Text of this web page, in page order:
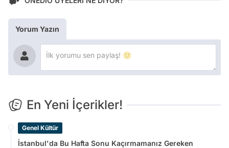
Yorum Yazın
En Yeni İçerikler!
Genel Kültür
İstanbul'da Bu Hafta Sonu Kaçırmamanız Gereken